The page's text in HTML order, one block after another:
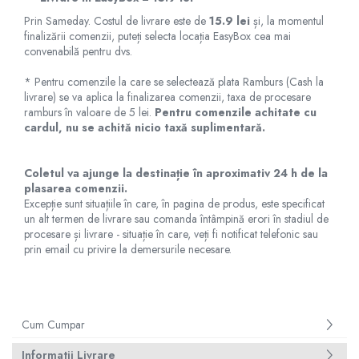
A2251 (Retina 13” 2020)
A2289 (Retina 13” 2020)
A2442 (M1 14” 2021)
A2485 (M1 16” 2021)
A2779 (M2 14” 2023)
A2992 (M3 14” 2023)
Top Piese Mac
Baterii MacBook
Placi de baza
Incarcatoare MacBook
MacBook Air
A1369 (13” 2010-2011)
Prin Sameday. Costul de livrare este de 15.9 lei și, la momentul
finalizării comenzii, puteți selecta locația EasyBox cea mai
convenabilă pentru dvs.
* Pentru comenzile la care se selectează plata Ramburs (Cash la
livrare) se va aplica la finalizarea comenzii, taxa de procesare
ramburs în valoare de 5 lei. Pentru comenzile achitate cu
cardul, nu se achită nicio taxă suplimentară.
Coletul va ajunge la destinație în aproximativ 24 h de la
plasarea comenzii.
Excepție sunt situațiile în care, în pagina de produs, este specificat
un alt termen de livrare sau comanda întâmpină erori în stadiul de
procesare și livrare - situație în care, veți fi notificat telefonic sau
prin email cu privire la demersurile necesare.
Cum Cumpar
Informatii Livrare